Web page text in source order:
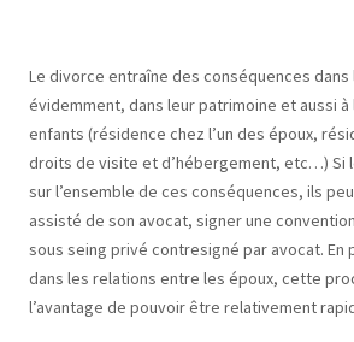
Le divorce entraîne des conséquences
évidemment, dans leur patrimoine et aussi à
enfants (résidence chez l’un des époux,
droits de visite et d’hébergement, etc…) Si
sur l’ensemble de ces conséquences, ils
assisté de son avocat, signer une
sous seing privé contresigné par avocat. En
dans les relations entre les époux, cette
l’avantage de pouvoir être relativement